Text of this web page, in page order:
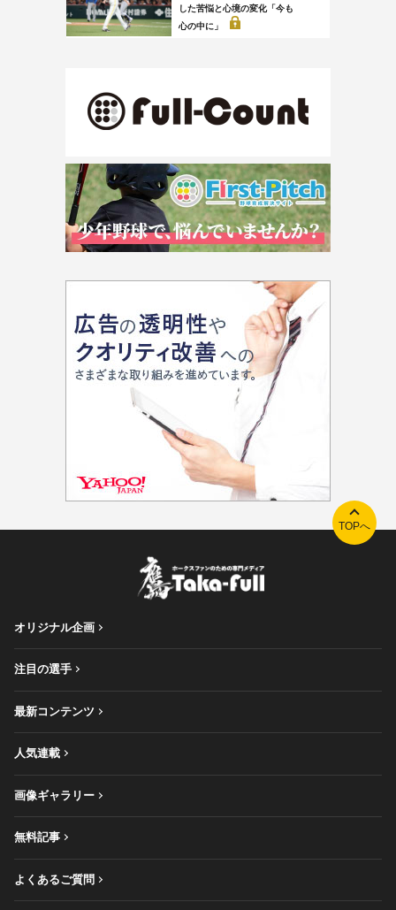
した苦悩と心境の変化「今も
心の中に」
TOPへ
オリジナル企画
注目の選手
最新コンテンツ
人気連載
画像ギャラリー
無料記事
よくあるご質問